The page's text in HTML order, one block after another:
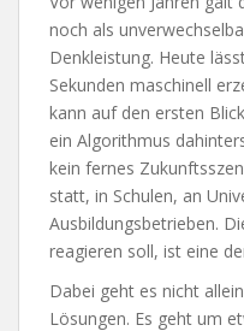
noch als
Denkleistung. Heute
Sekunden maschinell
kann auf den ersten
ein Algorithmus
kein fernes
statt, in Schulen, an
Ausbildungsbetrieben.
reagieren soll, ist eine
Dabei geht es nicht
Lösungen. Es geht um